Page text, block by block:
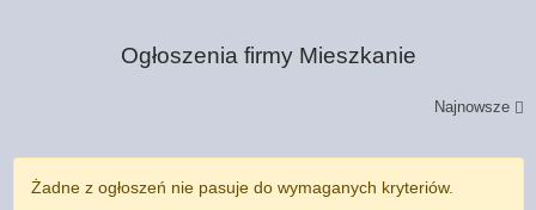
Ogłoszenia firmy Mieszkanie
Najnowsze
Żadne z ogłoszeń nie pasuje do wymaganych kryteriów.